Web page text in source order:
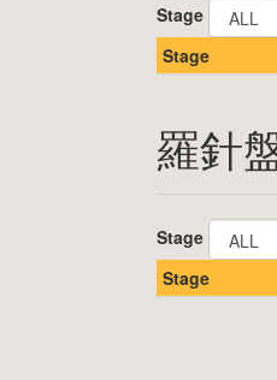
Stage
Stage
羅針
Stage
Stage